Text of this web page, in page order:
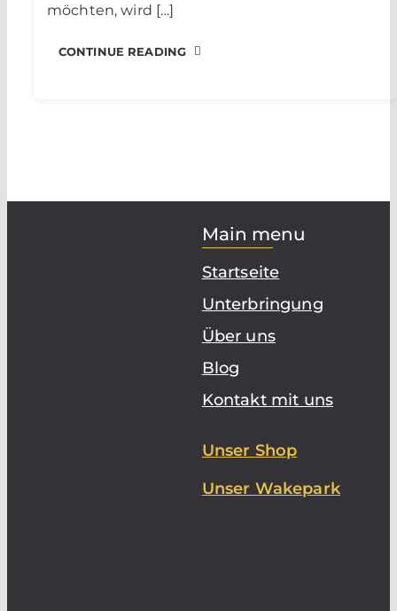
möchten, wird […]
CONTINUE READING
Main menu
Startseite
Unterbringung
Über uns
Blog
Kontakt mit uns
Unser Shop
Unser Wakepark